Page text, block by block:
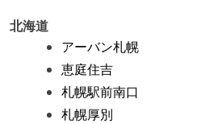
北海道
アーバン札幌
恵庭住吉
札幌駅前南口
札幌厚別